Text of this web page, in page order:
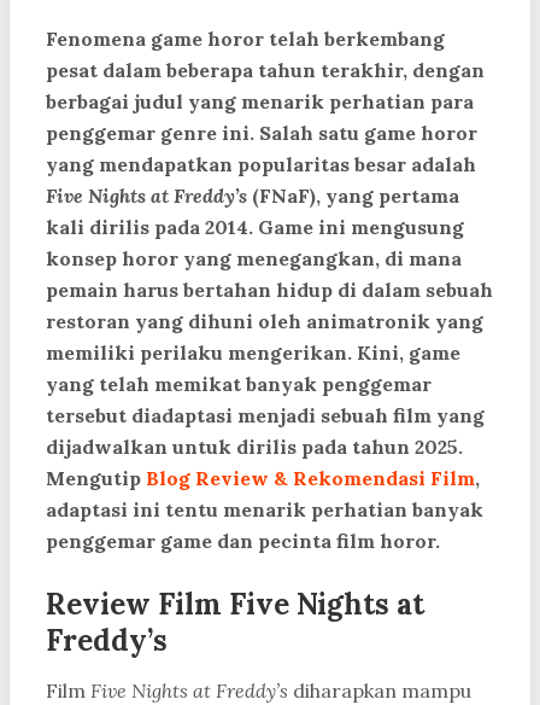
Fenomena game horor telah berkembang
pesat dalam beberapa tahun terakhir, dengan
berbagai judul yang menarik perhatian para
penggemar genre ini. Salah satu game horor
yang mendapatkan popularitas besar adalah
Five Nights at Freddy’s (FNaF), yang pertama
kali dirilis pada 2014. Game ini mengusung
konsep horor yang menegangkan, di mana
pemain harus bertahan hidup di dalam sebuah
restoran yang dihuni oleh animatronik yang
memiliki perilaku mengerikan. Kini, game
yang telah memikat banyak penggemar
tersebut diadaptasi menjadi sebuah film yang
dijadwalkan untuk dirilis pada tahun 2025.
Mengutip Blog Review & Rekomendasi Film,
adaptasi ini tentu menarik perhatian banyak
penggemar game dan pecinta film horor.
Review Film Five Nights at
Freddy’s
Film Five Nights at Freddy’s diharapkan mampu